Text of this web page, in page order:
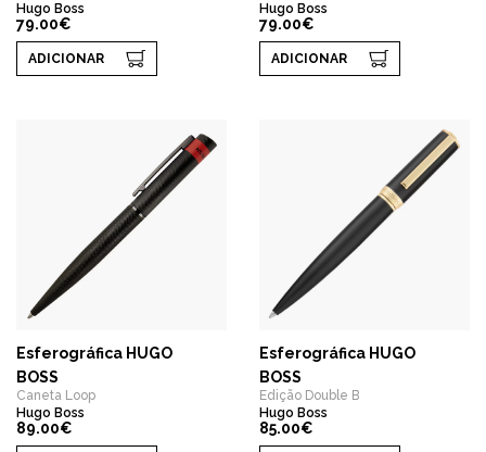
Hugo Boss
79.00€
ADICIONAR
Hugo Boss
79.00€
ADICIONAR
Esferográfica HUGO
BOSS
Caneta Loop
Hugo Boss
89.00€
Esferográfica HUGO
BOSS
Edição Double B
Hugo Boss
85.00€